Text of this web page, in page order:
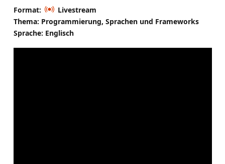
Format:
Livestream
Thema: Programmierung, Sprachen und Frameworks
Sprache: Englisch